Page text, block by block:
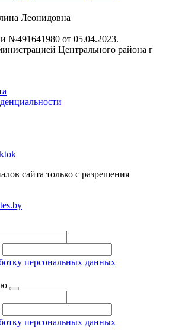
Леонидовна
№491641980 от 05.04.2023.
Центрального района г
сайта только с разрешения
персональных данных
персональных данных